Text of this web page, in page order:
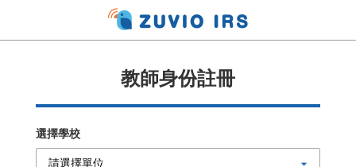
教師身份註冊
選擇學校